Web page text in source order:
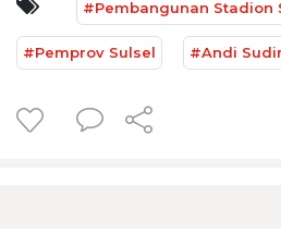
#Pembangunan Stadion
#Pemprov Sulsel #Andi